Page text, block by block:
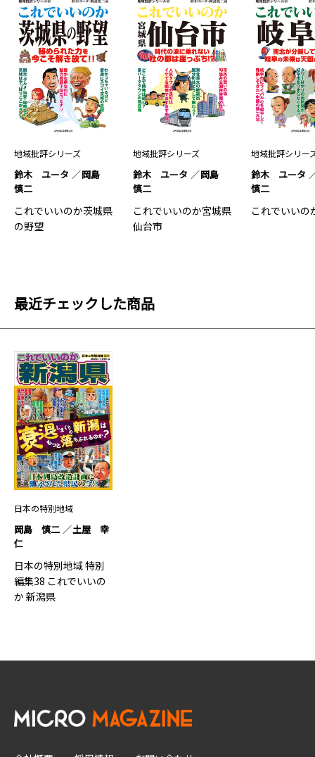
地域批評シリーズ
鈴木 ユータ
岡島
慎二
これでいいのか茨城県
の野望
地域批評シリーズ
鈴木 ユータ
岡島
慎二
これでいいのか宮城県
仙台市
地域批評シリー
鈴木 ユータ
慎二
これでいいの
最近チェックした商品
日本の特別地域
岡島 慎二
土屋 幸
仁
日本の特別地域 特別
編集38 これでいいの
か 新潟県